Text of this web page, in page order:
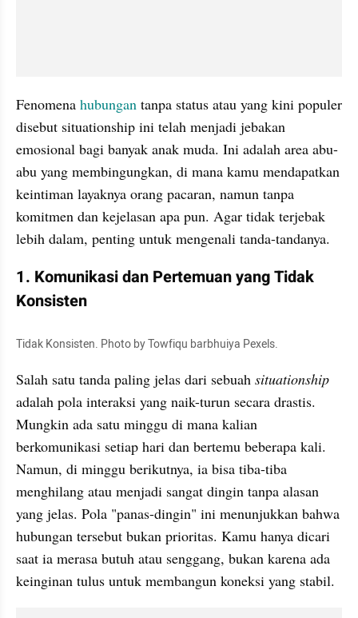
Fenomena hubungan tanpa status atau yang kini populer
disebut situationship ini telah menjadi jebakan
emosional bagi banyak anak muda. Ini adalah area abu-
abu yang membingungkan, di mana kamu mendapatkan
keintiman layaknya orang pacaran, namun tanpa
komitmen dan kejelasan apa pun. Agar tidak terjebak
lebih dalam, penting untuk mengenali tanda-tandanya.
1. Komunikasi dan Pertemuan yang Tidak
Konsisten
Tidak Konsisten. Photo by Towfiqu barbhuiya Pexels.
Salah satu tanda paling jelas dari sebuah
adalah pola interaksi yang naik-turun secara drastis.
Mungkin ada satu minggu di mana kalian
berkomunikasi setiap hari dan bertemu beberapa kali.
Namun, di minggu berikutnya, ia bisa tiba-tiba
menghilang atau menjadi sangat dingin tanpa alasan
yang jelas. Pola "panas-dingin" ini menunjukkan bahwa
hubungan tersebut bukan prioritas. Kamu hanya dicari
saat ia merasa butuh atau senggang, bukan karena ada
keinginan tulus untuk membangun koneksi yang stabil.